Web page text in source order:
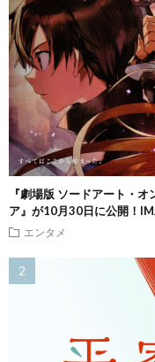
『劇場版 ソードアート・
ア』が10月30日に公開！
エンタメ